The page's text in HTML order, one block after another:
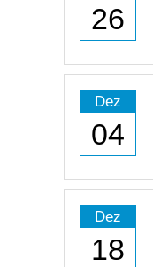
26
Dez
04
Dez
18